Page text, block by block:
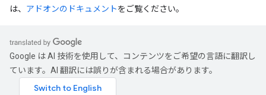
は、 アドオンのドキュメントをご覧ください。
Google は AI 技術を使用して、コンテンツをご希望の言語に翻訳し
ています。AI 翻訳には誤りが含まれる場合があります。